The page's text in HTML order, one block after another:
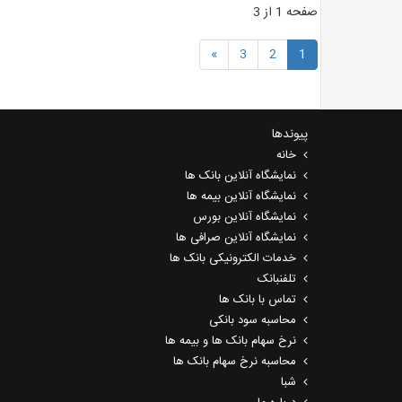
صفحه 1 از 3
1
2
3
»
پیوندها
خانه
نمایشگاه آنلاین بانک ها
نمایشگاه آنلاین بیمه ها
نمایشگاه آنلاین بورس
نمایشگاه آنلاین صرافی ها
خدمات الکترونیکی بانک ها
تلفنبانک
تماس با بانک ها
محاسبه سود بانکی
نرخ سهام بانک ها و بیمه ها
محاسبه نرخ سهام بانک ها
شبا